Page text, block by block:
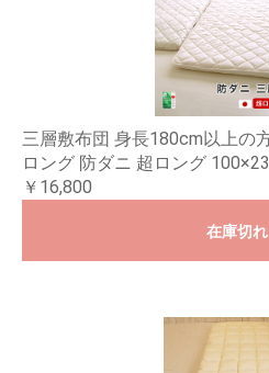
三層敷布団 身長180cm以上の
ロング 防ダニ 超ロング
￥16,800
在庫切れ